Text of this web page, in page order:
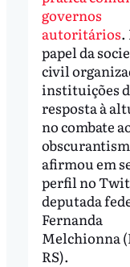
governos
autoritários.
papel da
civil
instituições
resposta à
no combate
afirmou em
perfil no
deputada
Fernanda
Melchionna
RS).